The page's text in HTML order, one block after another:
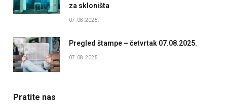
za skloništa
07.08.2025.
Pregled štampe – četvrtak 07.08.2025.
07.08.2025.
Pratite nas